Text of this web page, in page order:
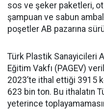
sos ve şeker paketleri,
şampuan ve sabun
poşetler AB pazarına
Türk Plastik Sanayicileri
Eğitim Vakfı (PAGEV)
2023’te ithal ettiği 3915
623 bin ton. Bu ithalatın
yeterince